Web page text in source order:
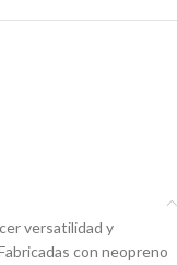
versatilidad y
con neopreno